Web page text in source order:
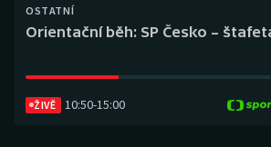
Dostihy
Futsal
OSTATNÍ
Orientační běh: SP Česko –
ŽIVĚ 10:50-15:00